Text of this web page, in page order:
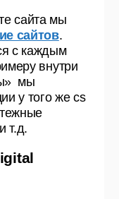
сайта мы
сайтов.
с каждым
внутри
мы
у того же cs
т.д.